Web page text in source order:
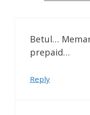
Betul…
prepaid…
Reply